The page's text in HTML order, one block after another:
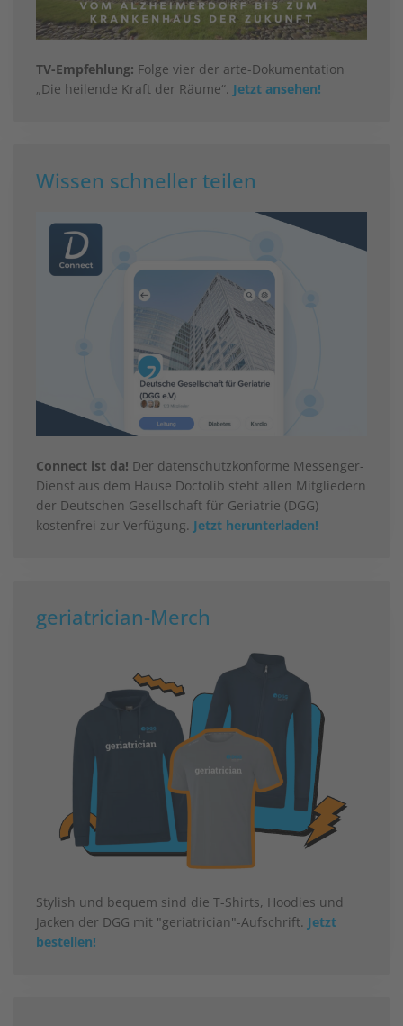
TV-Empfehlung: Folge vier der arte-Dokumentation
„Die heilende Kraft der Räume“. Jetzt ansehen!
Wissen schneller teilen
Connect ist da! Der datenschutzkonforme Messenger-
Dienst aus dem Hause Doctolib steht allen Mitgliedern
der Deutschen Gesellschaft für Geriatrie (DGG)
kostenfrei zur Verfügung. Jetzt herunterladen!
geriatrician-Merch
Stylish und bequem sind die T-Shirts, Hoodies und
Jacken der DGG mit "geriatrician"-Aufschrift. Jetzt
bestellen!